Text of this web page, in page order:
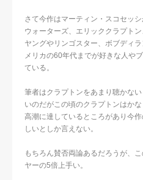
さて今作はマーティン・スコセッ
ウォーターズ、エリッククラプト
ヤングやリンゴスター、ボブディ
メリカの60年代までが好きな人や
ている。
筆者はクラプトンをあまり聴かな
いのだがこの頃のクラプトンはか
高潮に達しているところがあり今
しいとしか言えない。
もちろん賛否両論あるだろうが、
ヤーの5倍上手い。